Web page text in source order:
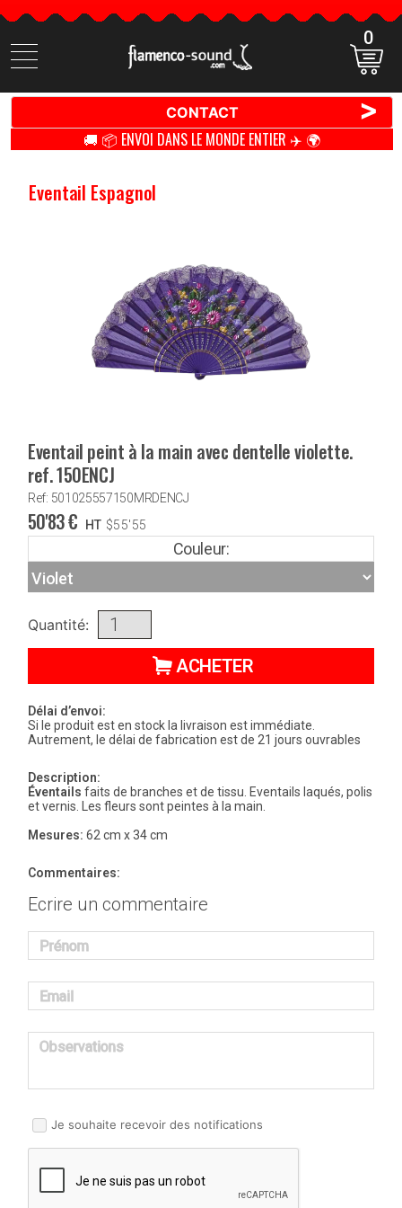
Cherchez
des
0
CONTACT >
🚚 📦 ENVOI DANS LE MONDE ENTIER ✈️ 🌍
Eventail Espagnol
Eventail peint à la main avec dentelle violette.
ref. 150ENCJ
Ref: 501025557150MRDENCJ
50'83€ HT $55'55
Couleur:
Quantité:
ACHETER
Délai d’envoi:
Si le produit est en stock la livraison est immédiate.
Autrement, le délai de fabrication est de 21 jours ouvrables
Description:
Éventails faits de branches et de tissu. Eventails laqués, polis
et vernis. Les fleurs sont peintes à la main.
Mesures: 62 cm x 34 cm
Commentaires:
Ecrire un commentaire
Prénom
Email
Observations
Je souhaite recevoir des notifications